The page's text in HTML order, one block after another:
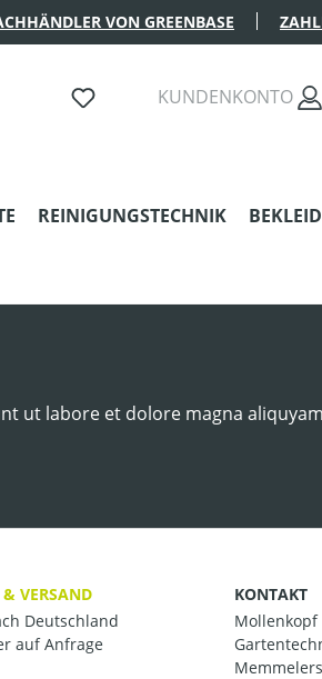
VON GREENBASE
DU HAST 0 PRODUKTE
KUNDENKONTO
REINIGUNGSTECHNIK
ut labore et dolore magna
VERSAND
Deutschland
auf Anfrage
KONTAKT
Mollenkopf